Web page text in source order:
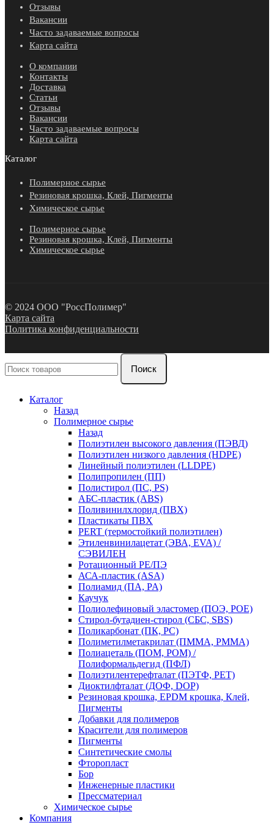
Отзывы
Вакансии
Часто задаваемые вопросы
Карта сайта
О компании
Контакты
Доставка
Статьи
Отзывы
Вакансии
Часто задаваемые вопросы
Карта сайта
Каталог
Полимерное сырье
Резиновая крошка, Клей, Пигменты
Химическое сырье
Полимерное сырье
Резиновая крошка, Клей, Пигменты
Химическое сырье
© 2024 ООО "РоссПолимер"
Карта сайта
Политика конфиденциальности
Поиск
Каталог
Назад
Полимерное сырье
Назад
Полиэтилен высокого давления (ПЭВД)
Полиэтилен низкого давления (HDPE)
Линейный полиэтилен (LLDPE)
Полипропилен (ПП)
Полистирол (ПС, PS)
АБС-пластик (ABS)
Поливинилхлорид (ПВХ)
Пластикаты ПВХ
PERT (термостойкий полиэтилен)
Этиленвинилацетат (ЭВА, EVA) /
СЭВИЛЕН
Ротационный PE/ПЭ
АСА-пластик (ASA)
Полиамид (ПА, PA)
Каучук
Полиолефиновый эластомер (ПОЭ, POE)
Стирол-бутадиен-стирол (СБС, SBS)
Поликарбонат (ПК, PC)
Полиметилметакрилат (ПММА, PMMA)
Полиацеталь (ПОМ, POM) /
Полиформальдегид (ПФЛ)
Полиэтилентерефталат (ПЭТФ, PET)
Диоктилфталат (ДОФ, DOP)
Резиновая крошка, EPDM крошка, Клей,
Пигменты
Добавки для полимеров
Красители для полимеров
Пигменты
Синтетические смолы
Фторопласт
Бор
Инженерные пластики
Прессматериал
Химическое сырье
Компания